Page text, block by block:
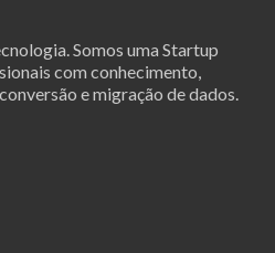
Somos uma Startup
com conhecimento,
e migração de dados.